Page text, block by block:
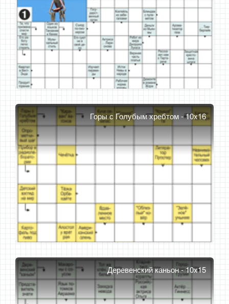
Горы с Голубым хребтом - 10x16
Деревенский каньон - 10x15